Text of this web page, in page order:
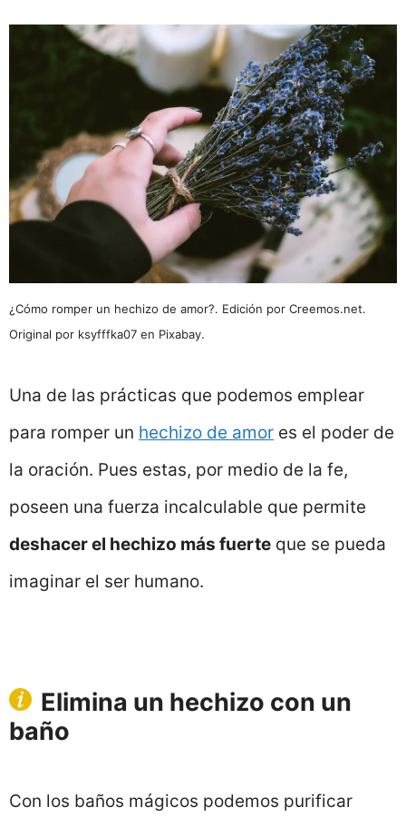
¿Cómo romper un hechizo de amor?. Edición por Creemos.net.
Original por ksyfffka07 en Pixabay.
Una de las prácticas que podemos emplear
para romper un hechizo de amor es el poder de
la oración. Pues estas, por medio de la fe,
poseen una fuerza incalculable que permite
deshacer el hechizo más fuerte que se pueda
imaginar el ser humano.
Elimina un hechizo con un
baño
Con los baños mágicos podemos purificar